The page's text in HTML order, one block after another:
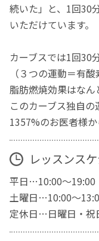
続いた」と、1回30
いただけています。
カーブスでは1回30
（３つの運動＝有
脂肪燃焼効果はなん
このカーブス独自
1357%のお医者様か
レッスンス
平日…10:00～19:00
土曜日…10:00～
定休日…日曜日・祝